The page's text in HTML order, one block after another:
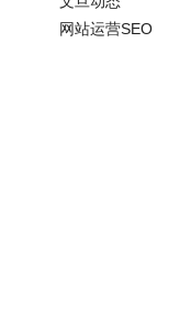
网站运营SEO